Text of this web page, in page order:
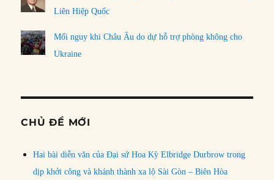
Liên Hiệp Quốc
Mối nguy khi Châu Âu do dự hỗ trợ phòng không cho
Ukraine
CHỦ ĐỀ MỚI
Hai bài diễn văn của Đại sứ Hoa Kỳ Elbridge Durbrow trong
dịp khởi công và khánh thành xa lộ Sài Gòn – Biên Hòa